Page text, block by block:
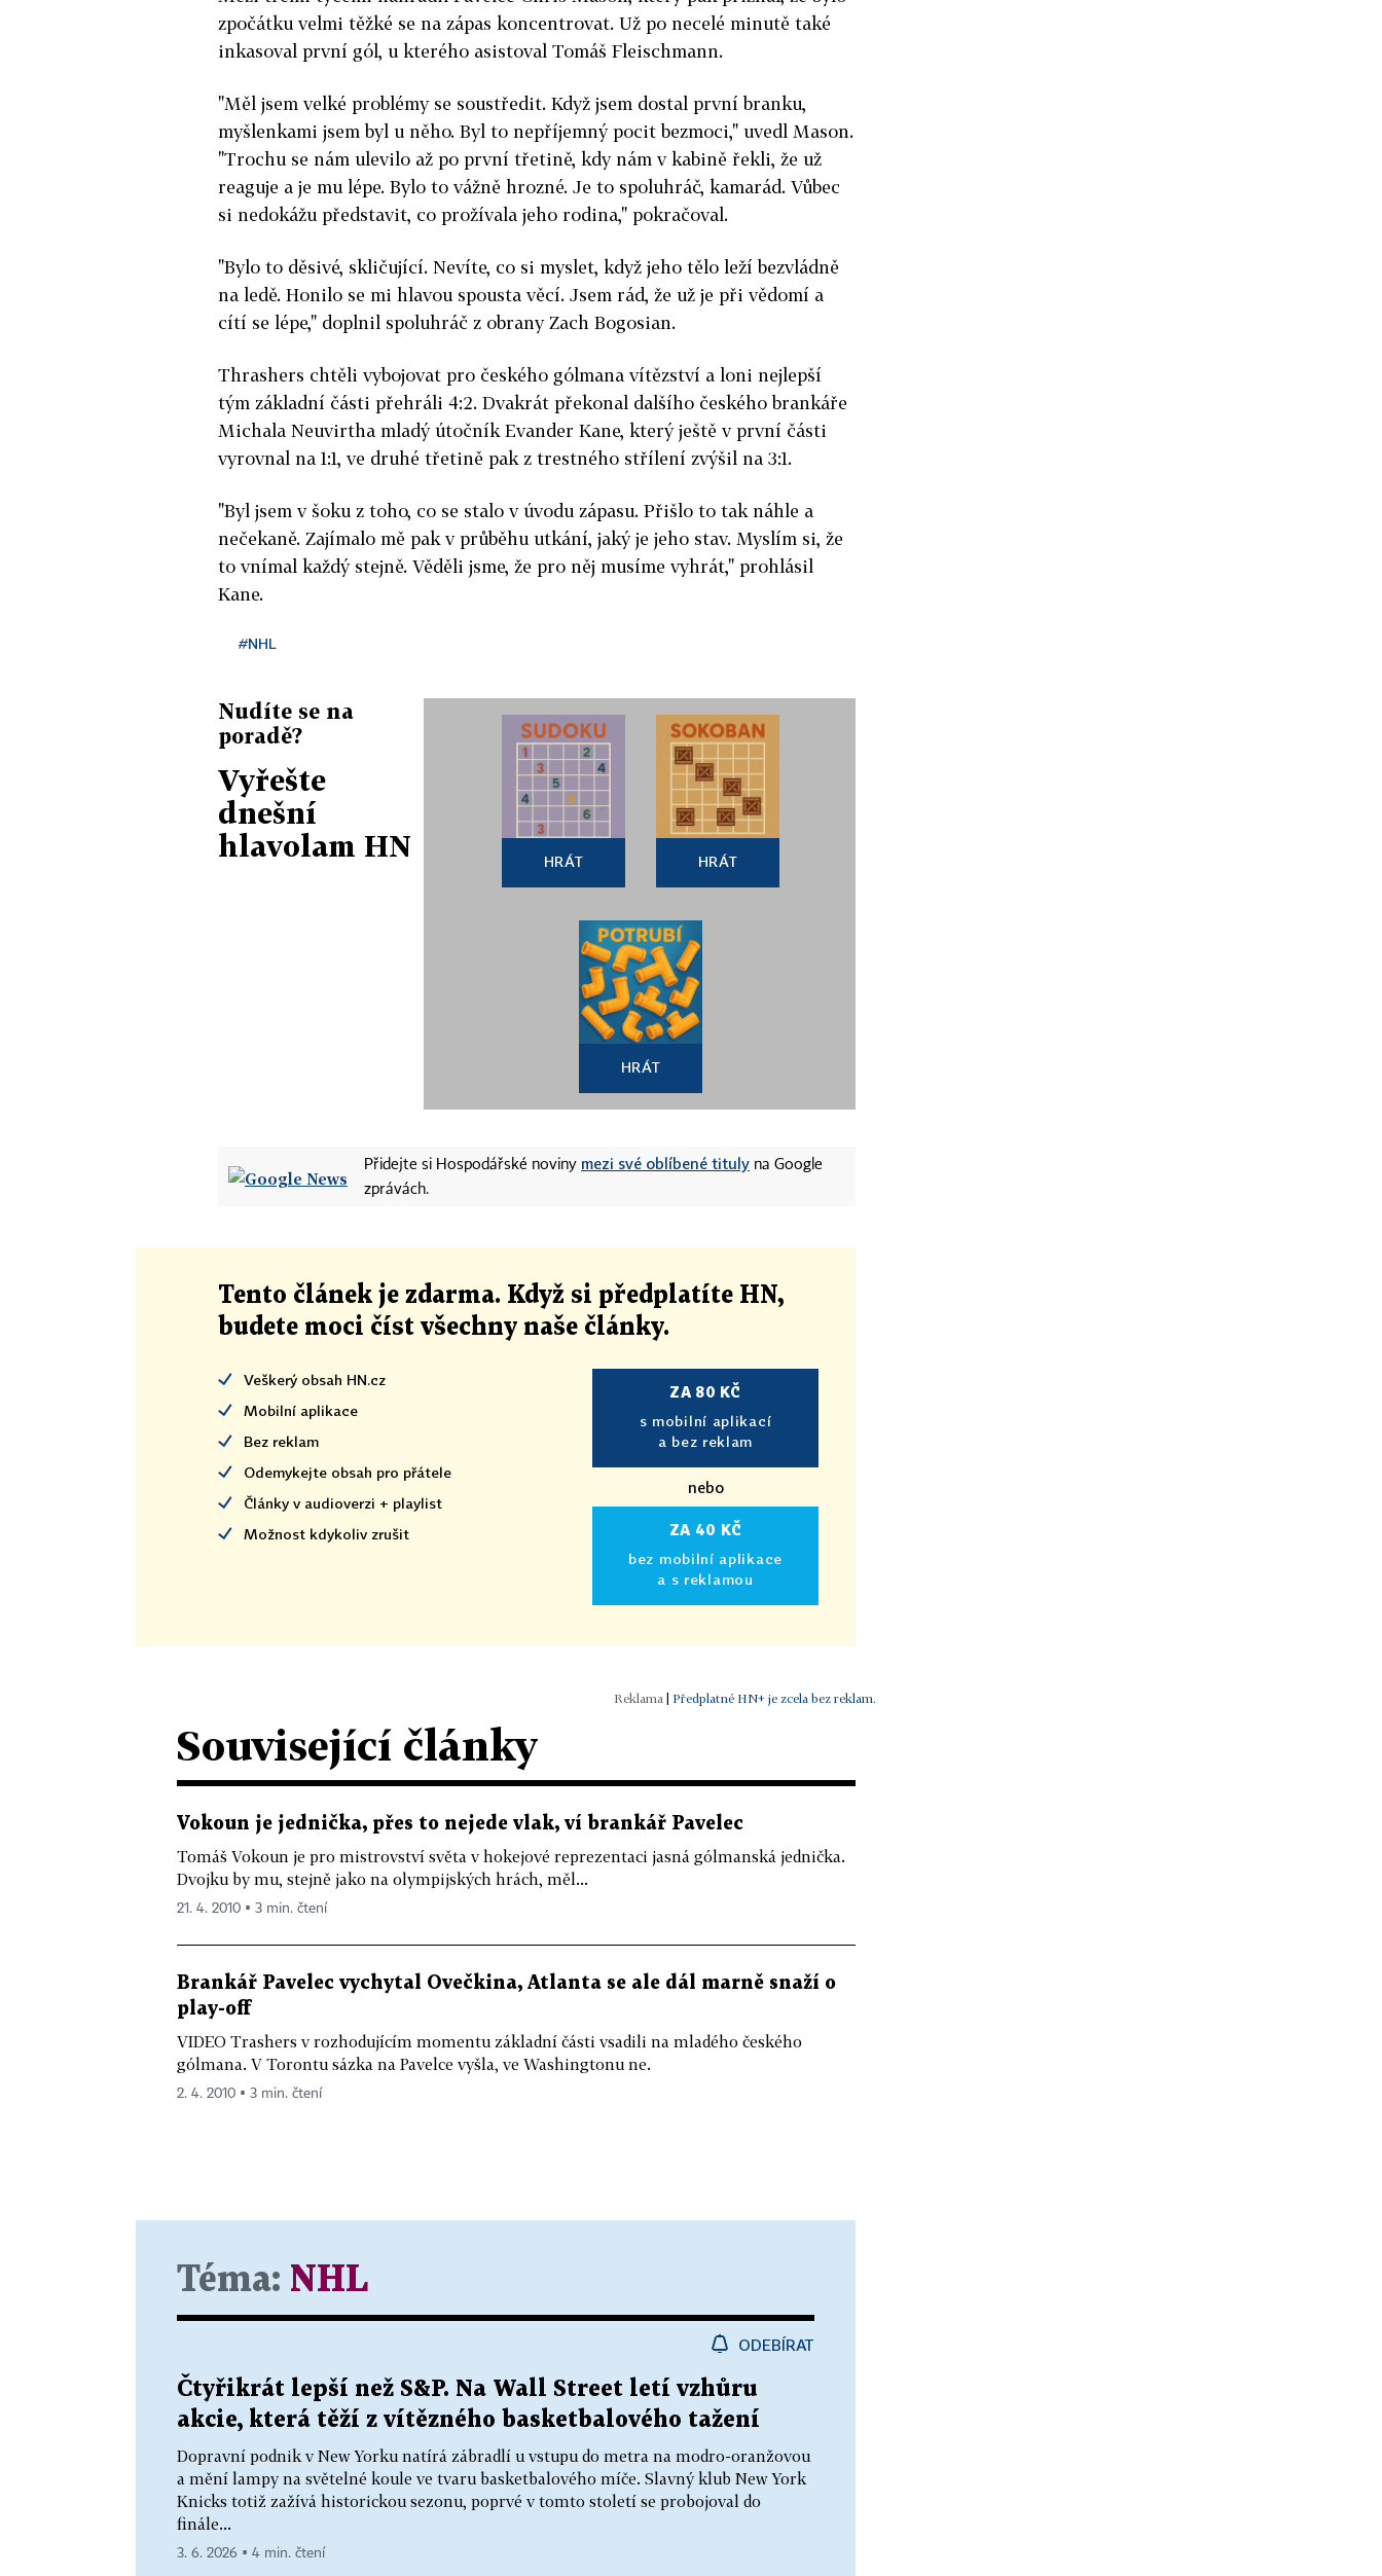
zpočátku velmi těžké se na zápas koncentrovat. Už po necelé minutě také
inkasoval první gól, u kterého asistoval Tomáš Fleischmann.
"Měl jsem velké problémy se soustředit. Když jsem dostal první branku,
myšlenkami jsem byl u něho. Byl to nepříjemný pocit bezmoci," uvedl Mason.
"Trochu se nám ulevilo až po první třetině, kdy nám v kabině řekli, že už
reaguje a je mu lépe. Bylo to vážně hrozné. Je to spoluhráč, kamarád. Vůbec
si nedokážu představit, co prožívala jeho rodina," pokračoval.
"Bylo to děsivé, skličující. Nevíte, co si myslet, když jeho tělo leží bezvládně
na ledě. Honilo se mi hlavou spousta věcí. Jsem rád, že už je při vědomí a
cítí se lépe," doplnil spoluhráč z obrany Zach Bogosian.
Thrashers chtěli vybojovat pro českého gólmana vítězství a loni nejlepší
tým základní části přehráli 4:2. Dvakrát překonal dalšího českého brankáře
Michala Neuvirtha mladý útočník Evander Kane, který ještě v první části
vyrovnal na 1:1, ve druhé třetině pak z trestného střílení zvýšil na 3:1.
"Byl jsem v šoku z toho, co se stalo v úvodu zápasu. Přišlo to tak náhle a
nečekaně. Zajímalo mě pak v průběhu utkání, jaký je jeho stav. Myslím si, že
to vnímal každý stejně. Věděli jsme, že pro něj musíme vyhrát," prohlásil
Kane.
#NHL
Nudíte se na
poradě?
Vyřešte
dnešní
hlavolam HN
HRÁT HRÁT
HRÁT
Přidejte si Hospodářské noviny mezi své oblíbené tituly na Google
zprávách.
Tento článek je zdarma. Když si předplatíte HN,
budete moci číst všechny naše články.
Veškerý obsah HN.cz
Mobilní aplikace
Bez reklam
Odemykejte obsah pro přátele
Články v audioverzi + playlist
Možnost kdykoliv zrušit
ZA 80 KČ
s mobilní aplikací
a bez reklam
nebo
ZA 40 KČ
bez mobilní aplikace
a s reklamou
Předplatné HN+ je zcela bez reklam.
Související články
Vokoun je jednička, přes to nejede vlak, ví brankář Pavelec
Tomáš Vokoun je pro mistrovství světa v hokejové reprezentaci jasná gólmanská jednička.
Dvojku by mu, stejně jako na olympijských hrách, měl...
21. 4. 2010 ▪ 3 min. čtení
Brankář Pavelec vychytal Ovečkina, Atlanta se ale dál marně snaží o
play-off
VIDEO Trashers v rozhodujícím momentu základní části vsadili na mladého českého
gólmana. V Torontu sázka na Pavelce vyšla, ve Washingtonu ne.
2. 4. 2010 ▪ 3 min. čtení
Téma: NHL
ODEBÍRAT
Čtyřikrát lepší než S&P. Na Wall Street letí vzhůru
akcie, která těží z vítězného basketbalového tažení
Dopravní podnik v New Yorku natírá zábradlí u vstupu do metra na modro-oranžovou
a mění lampy na světelné koule ve tvaru basketbalového míče. Slavný klub New York
Knicks totiž zažívá historickou sezonu, poprvé v tomto století se probojoval do
finále...
3. 6. 2026 ▪ 4 min. čtení